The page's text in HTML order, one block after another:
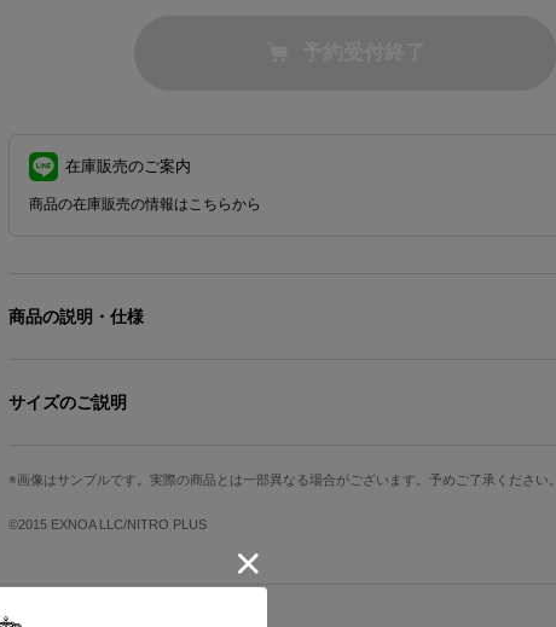
在庫販売のご案内
商品の在庫販売の情報はこちらから
商品の説明・仕様
繊細なブラックニッケルのプルスイッチには刀剣男士紋を刻印。
デスクやお部屋でランプをともせば、加州清光がそっと寄り添うかのよう。
サイズのご説明
約15.5cm
画像はサンプルです。実際の商品とは一部異なる場合がございます。予めご了承ください。
©2015 EXNOA LLC/NITRO PLUS